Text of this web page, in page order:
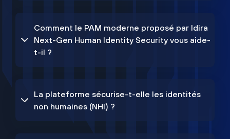
Comment le PAM moderne proposé par Idira
Next-Gen Human Identity Security vous aide-
t-il ?
La plateforme sécurise-t-elle les identités
non humaines (NHI) ?